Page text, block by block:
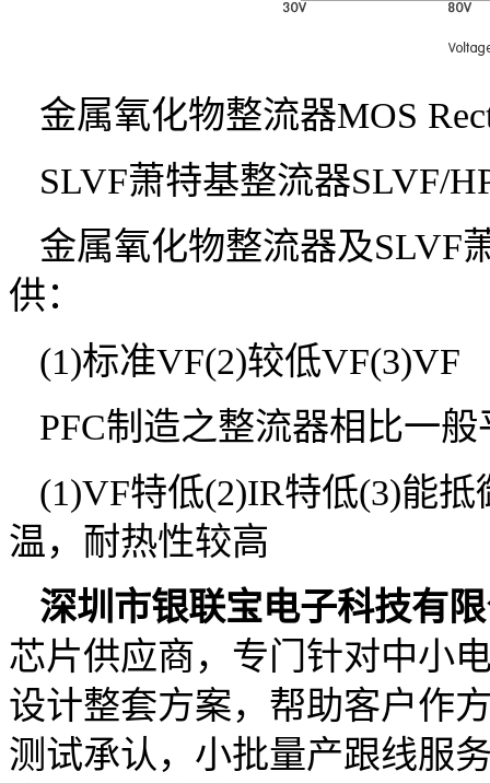
金属氧化物整流器MOS
SLVF萧特基整流器SLVF/
金属氧化物整流器及SLVF
供：
(1)标准VF(2)较低VF(3)VF
PFC制造之整流器相比一
(1)VF特低(2)IR特低(3)能
温，耐热性较高
深圳市银联宝电子科技有
芯片供应商，专门针对中小
设计整套方案，帮助客户作
测试承认，小批量产跟线服